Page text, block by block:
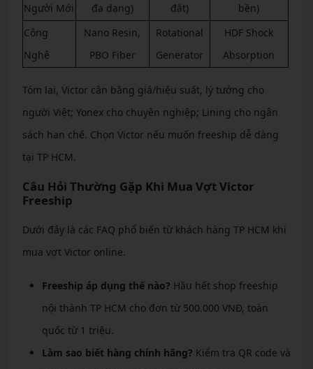
Người Mới
đa dạng)
đắt)
bền)
Công
Nghệ
Nano Resin,
PBO Fiber
Rotational
Generator
HDF Shock
Absorption
Tóm lại, Victor cân bằng giá/hiệu suất, lý tưởng cho
người Việt; Yonex cho chuyên nghiệp; Lining cho ngân
sách hạn chế. Chọn Victor nếu muốn freeship dễ dàng
tại TP HCM.
Câu Hỏi Thường Gặp Khi Mua Vợt Victor
Freeship
Dưới đây là các FAQ phổ biến từ khách hàng TP HCM khi
mua vợt Victor online.
Freeship áp dụng thế nào? Hầu hết shop freeship
nội thành TP HCM cho đơn từ 500.000 VNĐ, toàn
quốc từ 1 triệu.
Làm sao biết hàng chính hãng? Kiểm tra QR code và